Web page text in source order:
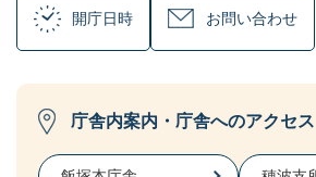
開庁日時 お問い合わせ
庁舎内案内・庁舎へのアクセス